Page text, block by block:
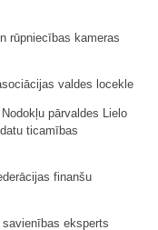
rūpniecības kameras
valdes locekle
pārvaldes Lielo
ticamības
finanšu
eksperts